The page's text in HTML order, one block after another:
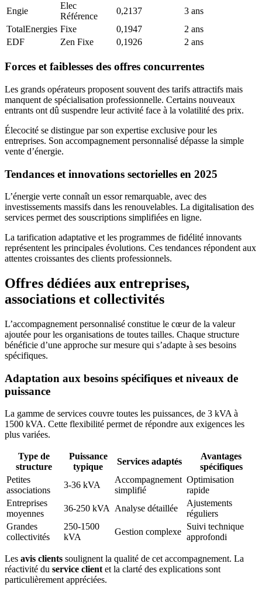
Engie
Elec
Référence
0,2137
3 ans
TotalEnergies Fixe 0,1947
2 ans
EDF
Zen Fixe 0,1926 2 ans
Forces et faiblesses des offres concurrentes
Les grands opérateurs proposent souvent des tarifs attractifs mais
manquent de spécialisation professionnelle. Certains nouveaux
entrants ont dû suspendre leur activité face à la volatilité des prix.
Élecocité se distingue par son expertise exclusive pour les
entreprises. Son accompagnement personnalisé dépasse la simple
vente d’énergie.
Tendances et innovations sectorielles en 2025
L’énergie verte connaît un essor remarquable, avec des
investissements massifs dans les renouvelables. La digitalisation des
services permet des souscriptions simplifiées en ligne.
La tarification adaptative et les programmes de fidélité innovants
représentent les principales évolutions. Ces tendances répondent aux
attentes croissantes des clients professionnels.
Offres dédiées aux entreprises,
associations et collectivités
L’accompagnement personnalisé constitue le cœur de la valeur
ajoutée pour les organisations de toutes tailles. Chaque structure
bénéficie d’une approche sur mesure qui s’adapte à ses besoins
spécifiques.
Adaptation aux besoins spécifiques et niveaux de
puissance
La gamme de services couvre toutes les puissances, de 3 kVA à
1500 kVA. Cette flexibilité permet de répondre aux exigences les
plus variées.
Type de
structure
Puissance
typique
Services adaptés
Avantages
spécifiques
Petites
associations
3-36 kVA
Accompagnement
simplifié
Optimisation
rapide
Entreprises
moyennes
36-250 kVA Analyse détaillée
Ajustements
réguliers
Grandes
collectivités
250-1500
kVA
Gestion complexe
Suivi technique
approfondi
Les avis clients soulignent la qualité de cet accompagnement. La
réactivité du service clientet la clarté des explications sont
particulièrement appréciées.